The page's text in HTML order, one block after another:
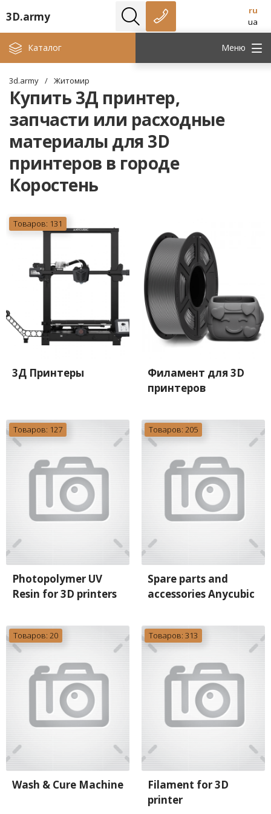
3D.army
ru
ua
Каталог Меню
3d.army / Житомир
Купить 3Д принтер,
запчасти или расходные
материалы для 3D
принтеров в городе
Коростень
Товаров: 131
3Д Принтеры
Филамент для 3D
принтеров
Товаров: 127
Photopolymer UV
Resin for 3D printers
Товаров: 205
Spare parts and
accessories Anycubic
Товаров: 20
Wash & Cure Machine
Товаров: 313
Filament for 3D
printer